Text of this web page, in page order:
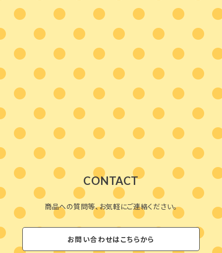
CONTACT
商品への質問等、お気軽にご連絡ください。
お問い合わせはこちらから